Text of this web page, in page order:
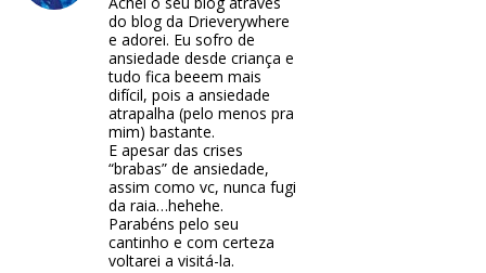
do blog da Drieverywhere
e adorei. Eu sofro de
ansiedade desde criança e
tudo fica beeem mais
difícil, pois a ansiedade
atrapalha (pelo menos pra
mim) bastante.
E apesar das crises
“brabas” de ansiedade,
assim como vc, nunca fugi
da raia…hehehe.
Parabéns pelo seu
cantinho e com certeza
voltarei a visitá-la.